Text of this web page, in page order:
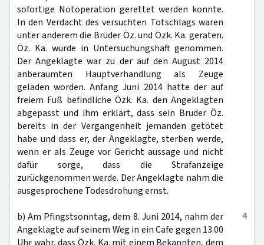
sofortige Notoperation gerettet werden konnte.
In den Verdacht des versuchten Totschlags waren
unter anderem die Brüder Öz. und Özk. Ka. geraten.
Öz. Ka. wurde in Untersuchungshaft genommen.
Der Angeklagte war zu der auf den August 2014
anberaumten Hauptverhandlung als Zeuge
geladen worden. Anfang Juni 2014 hatte der auf
freiem Fuß befindliche Özk. Ka. den Angeklagten
abgepasst und ihm erklärt, dass sein Bruder Öz.
bereits in der Vergangenheit jemanden getötet
habe und dass er, der Angeklagte, sterben werde,
wenn er als Zeuge vor Gericht aussage und nicht
dafür sorge, dass die Strafanzeige
zurückgenommen werde. Der Angeklagte nahm die
ausgesprochene Todesdrohung ernst.
4
b) Am Pfingstsonntag, dem 8. Juni 2014, nahm der
Angeklagte auf seinem Weg in ein Cafe gegen 13.00